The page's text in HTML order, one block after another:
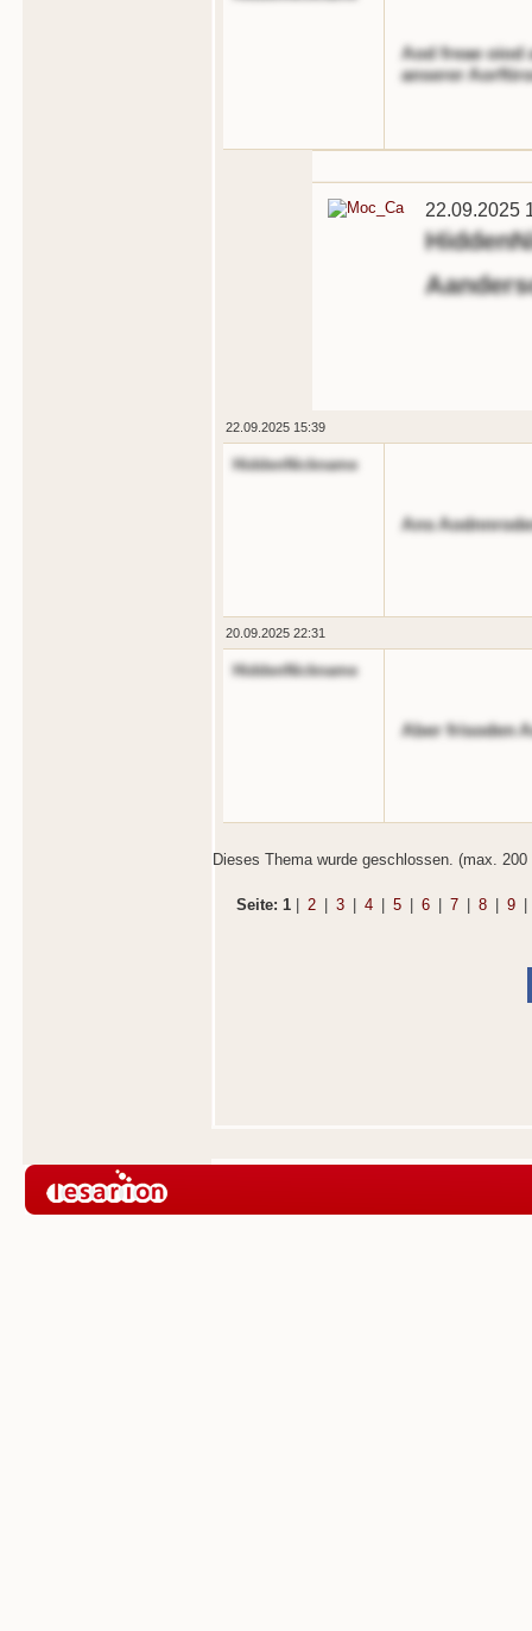
Aod freae oiod
anserer
22.09.2025
22.09.2025 15:39
HiddenNickname
Ans
20.09.2025 22:31
HiddenNickname
Aber frisoden
Dieses Thema wurde geschlossen. (max. 200
Seite: 1 2 3 4 5 6 7 8 9